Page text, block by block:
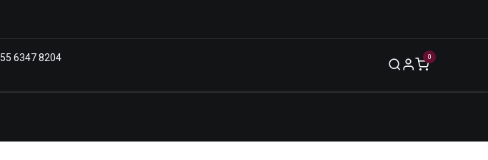
55 6347 8204
0